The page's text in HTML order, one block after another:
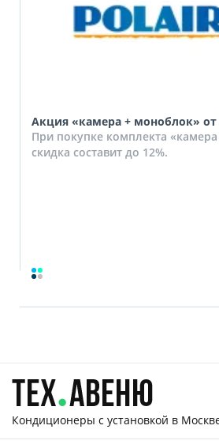
Акция «камера + моноблок» от
При покупке комплекта
скидка составит до 12%.
Кондиционеры с установкой в